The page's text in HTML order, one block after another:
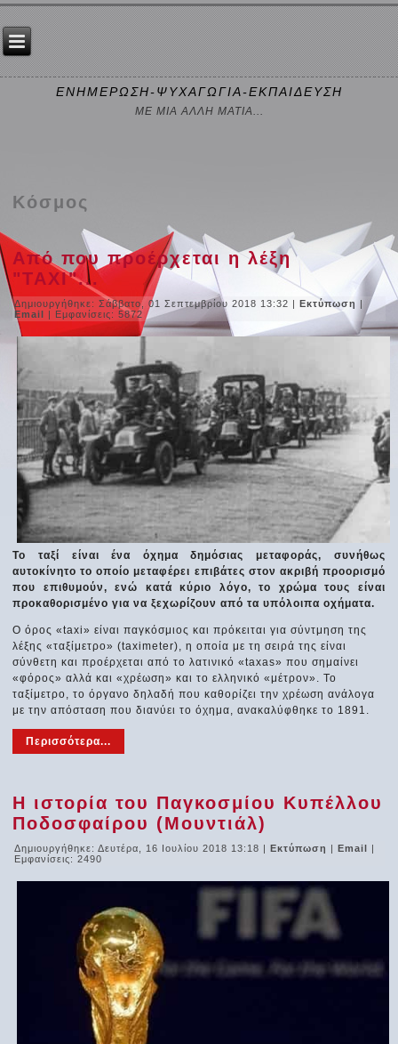
ΕΝΗΜΕΡΩΣΗ-ΨΥΧΑΓΩΓΙΑ-ΕΚΠΑΙΔΕΥΣΗ
ΜΕ ΜΙΑ ΑΛΛΗ ΜΑΤΙΑ...
Κόσμος
Από που προέρχεται η λέξη
"TAXI"...
Δημιουργήθηκε: Σάββατο, 01 Σεπτεμβρίου 2018 13:32 |Εκτύπωση |
Email | Εμφανίσεις: 5872
Το ταξί είναι ένα όχημα δημόσιας μεταφοράς, συνήθως
αυτοκίνητο το οποίο μεταφέρει επιβάτες στον ακριβή προορισμό
που επιθυμούν, ενώ κατά κύριο λόγο, το χρώμα τους είναι
προκαθορισμένο για να ξεχωρίζουν από τα υπόλοιπα οχήματα.
Ο όρος «taxi» είναι παγκόσμιος και πρόκειται για σύντμηση της
λέξης «ταξίμετρο» (taximeter), η οποία με τη σειρά της είναι
σύνθετη και προέρχεται από το λατινικό «taxas» που σημαίνει
«φόρος» αλλά και «χρέωση» και το ελληνικό «μέτρον». Το
ταξίμετρο, το όργανο δηλαδή που καθορίζει την χρέωση ανάλογα
με την απόσταση που διανύει το όχημα, ανακαλύφθηκε το 1891.
Περισσότερα...
Η ιστορία του Παγκοσμίου Κυπέλλου
Ποδοσφαίρου (Μουντιάλ)
Δημιουργήθηκε: Δευτέρα, 16 Ιουλίου 2018 13:18 |Εκτύπωση |Email |
Εμφανίσεις: 2490